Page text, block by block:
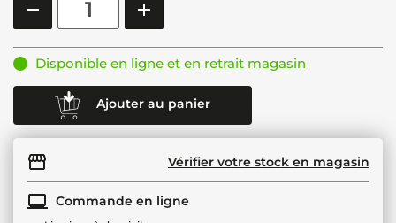
Disponible en ligne et en retrait magasin
Ajouter au panier
Vérifier votre stock en magasin
Commande en ligne